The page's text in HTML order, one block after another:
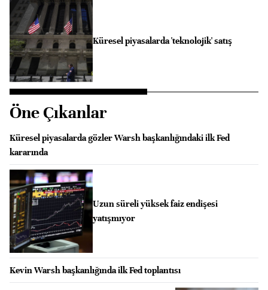
Küresel piyasalarda 'teknolojik' satış
Öne Çıkanlar
Küresel piyasalarda gözler Warsh başkanlığındaki ilk Fed
kararında
Uzun süreli yüksek faiz endişesi
yatışmıyor
Kevin Warsh başkanlığında ilk Fed toplantısı